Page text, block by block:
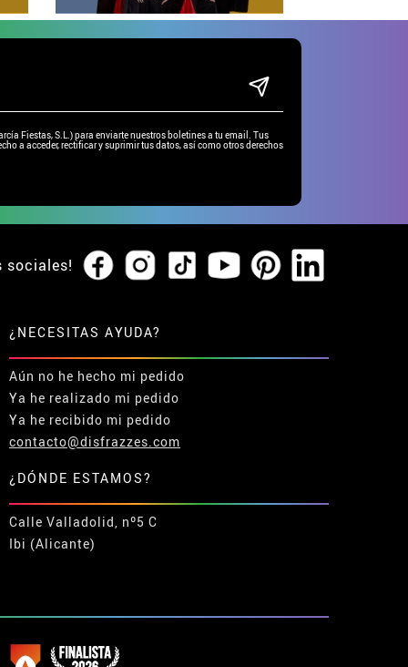
Fiestas, S.L.) para enviarte nuestros boletines a tu email. Tus
a acceder, rectificar y suprimir tus datos, así como otros derechos
sociales!
¿NECESITAS AYUDA?
Aún no he hecho mi pedido
Ya he realizado mi pedido
Ya he recibido mi pedido
contacto@disfrazzes.com
¿DÓNDE ESTAMOS?
Calle Valladolid, nº5 C
Ibi (Alicante)